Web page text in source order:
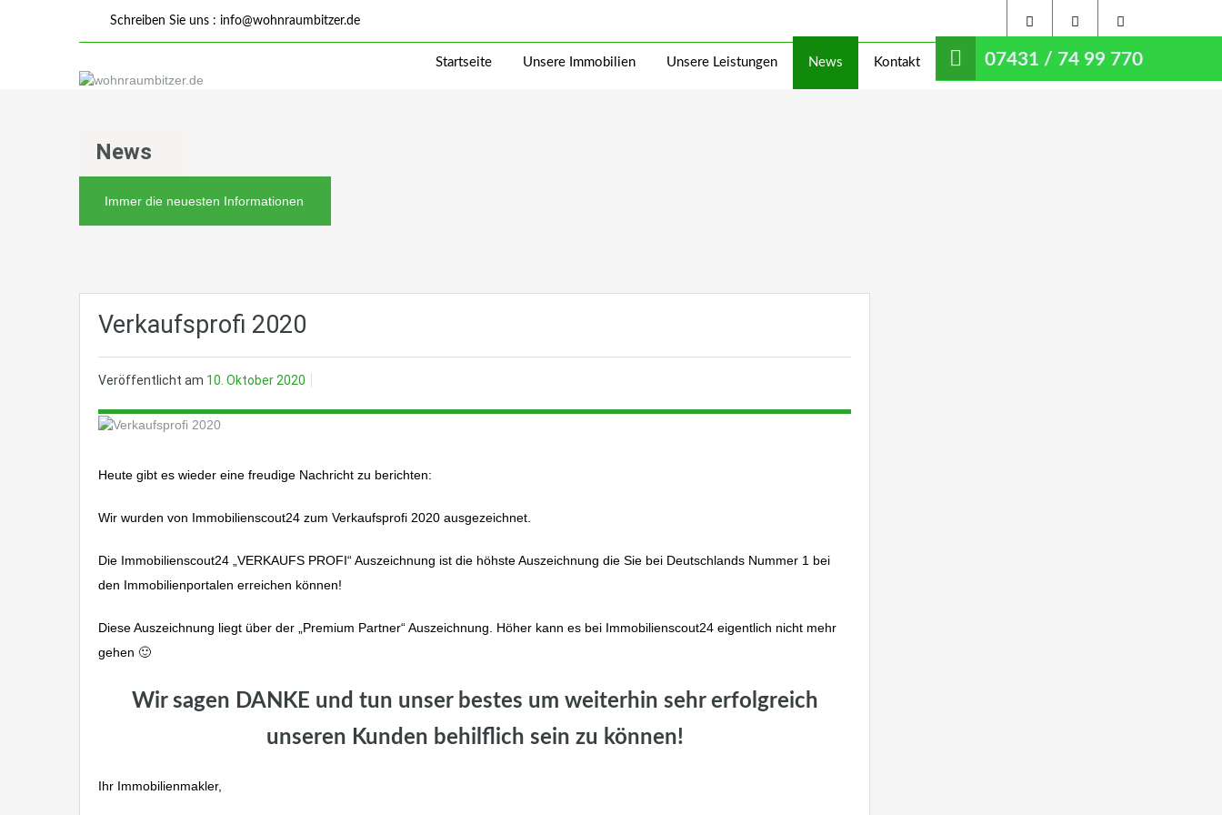
Schreiben Sie uns : info@wohnraumbitzer.de
07431 / 74 99 770
Startseite Unsere Immobilien Unsere Leistungen News Kontakt
News
Immer die neuesten Informationen
Verkaufsprofi 2020
Veröffentlicht am 10. Oktober 2020
Heute gibt es wieder eine freudige Nachricht zu berichten:
Wir wurden von Immobilienscout24 zum Verkaufsprofi 2020 ausgezeichnet.
Die Immobilienscout24 „VERKAUFS PROFI“ Auszeichnung ist die höhste Auszeichnung die Sie bei Deutschlands Nummer 1 bei
den Immobilienportalen erreichen können!
Diese Auszeichnung liegt über der „Premium Partner“ Auszeichnung. Höher kann es bei Immobilienscout24 eigentlich nicht mehr
gehen 🙂
Wir sagen DANKE und tun unser bestes um weiterhin sehr erfolgreich
unseren Kunden behilflich sein zu können!
Ihr Immobilienmakler,